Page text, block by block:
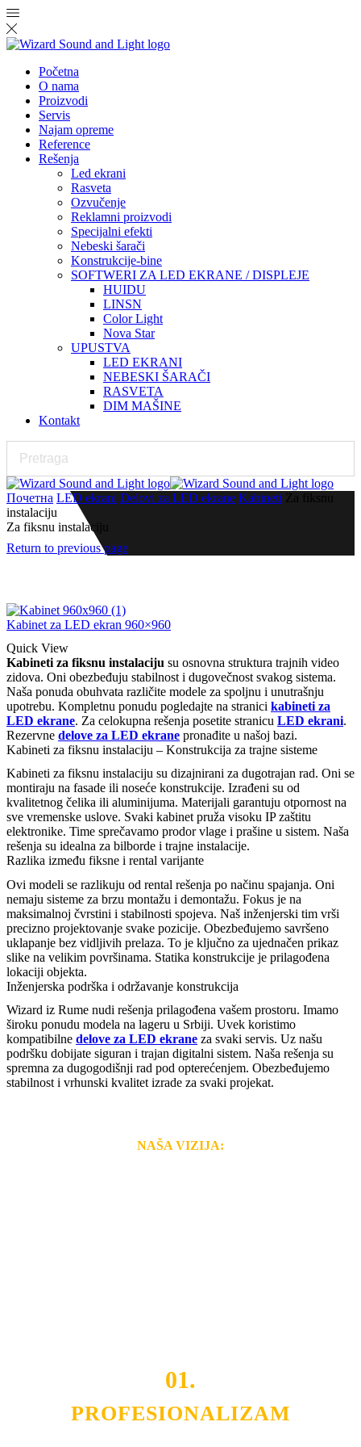
Početna
O nama
Proizvodi
Servis
Najam opreme
Reference
Rešenja
Led ekrani
Rasveta
Ozvučenje
Reklamni proizvodi
Specijalni efekti
Nebeski šarači
Konstrukcije-bine
SOFTWERI ZA LED EKRANE / DISPLEJE
HUIDU
LINSN
Color Light
Nova Star
UPUSTVA
LED EKRANI
NEBESKI ŠARAČI
RASVETA
DIM MAŠINE
Kontakt
Почетна LED ekrani Delovi za LED ekrane Kabineti Za fiksnu
instalaciju
Za fiksnu instalaciju
Return to previous page
Kabinet za LED ekran 960×960
Quick View
Kabineti za fiksnu instalaciju su osnovna struktura trajnih video
zidova. Oni obezbeđuju stabilnost i dugovečnost svakog sistema.
Naša ponuda obuhvata različite modele za spoljnu i unutrašnju
upotrebu. Kompletnu ponudu pogledajte na stranici kabineti za
LED ekrane. Za celokupna rešenja posetite stranicu LED ekrani.
Rezervne delove za LED ekrane pronađite u našoj bazi.
Kabineti za fiksnu instalaciju – Konstrukcija za trajne sisteme
Kabineti za fiksnu instalaciju su dizajnirani za dugotrajan rad. Oni se
montiraju na fasade ili noseće konstrukcije. Izrađeni su od
kvalitetnog čelika ili aluminijuma. Materijali garantuju otpornost na
sve vremenske uslove. Svaki kabinet pruža visoku IP zaštitu
elektronike. Time sprečavamo prodor vlage i prašine u sistem. Naša
rešenja su idealna za bilborde i trajne instalacije.
Razlika između fiksne i rental varijante
Ovi modeli se razlikuju od rental rešenja po načinu spajanja. Oni
nemaju sisteme za brzu montažu i demontažu. Fokus je na
maksimalnoj čvrstini i stabilnosti spojeva. Naš inženjerski tim vrši
precizno projektovanje svake pozicije. Obezbeđujemo savršeno
uklapanje bez vidljivih prelaza. To je ključno za ujednačen prikaz
slike na velikim površinama. Statika konstrukcije je prilagođena
lokaciji objekta.
Inženjerska podrška i održavanje konstrukcija
Wizard iz Rume nudi rešenja prilagođena vašem prostoru. Imamo
široku ponudu modela na lageru u Srbiji. Uvek koristimo
kompatibilne delove za LED ekrane za svaki servis. Uz našu
podršku dobijate siguran i trajan digitalni sistem. Naša rešenja su
spremna za dugogodišnji rad pod opterećenjem. Obezbeđujemo
stabilnost i vrhunski kvalitet izrade za svaki projekat.
NAŠA VIZIJA:
01.
PROFESIONALIZAM